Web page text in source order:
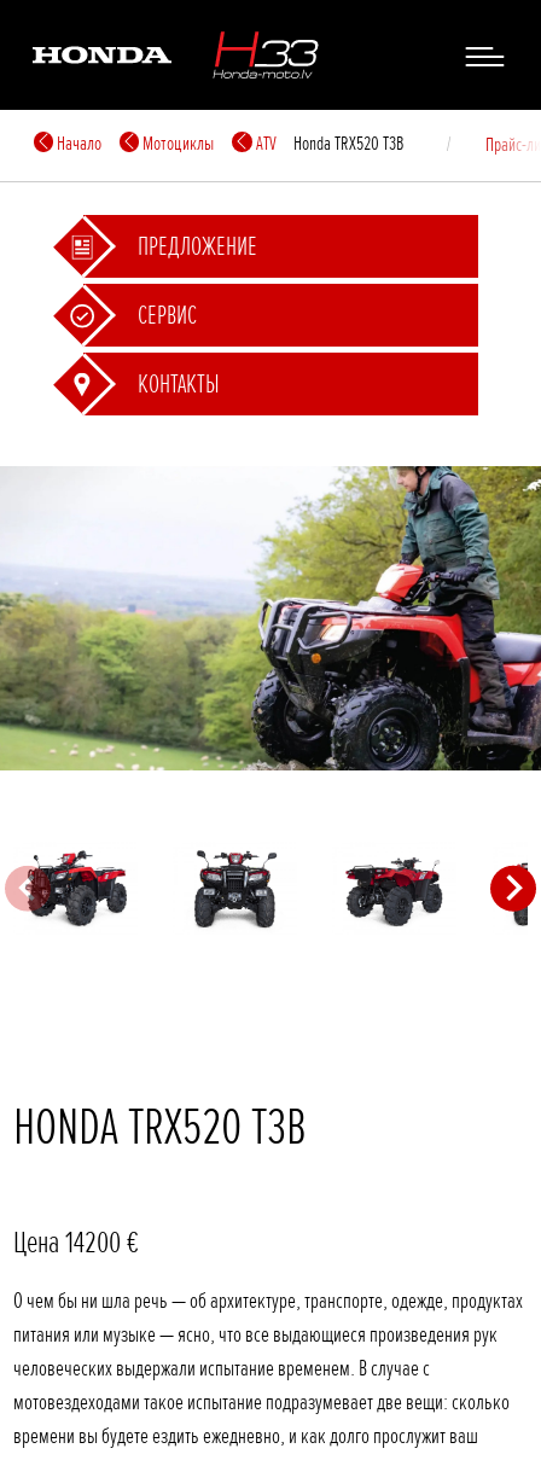
Начало Мотоциклы ATV Honda TRX520 T3B Прайс-
ПРЕДЛОЖЕНИЕ
СЕРВИС
КОНТАКТЫ
HONDA TRX520 T3B
Цена 14200 €
О чем бы ни шла речь — об архитектуре, транспорте, одежде, продуктах
питания или музыке — ясно, что все выдающиеся произведения рук
человеческих выдержали испытание временем. В случае с
мотовездеходами такое испытание подразумевает две вещи: сколько
времени вы будете ездить ежедневно, и как долго прослужит ваш